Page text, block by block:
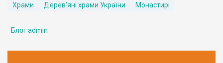
Храми Дерев'яні храми України Монастирі
Блог admin